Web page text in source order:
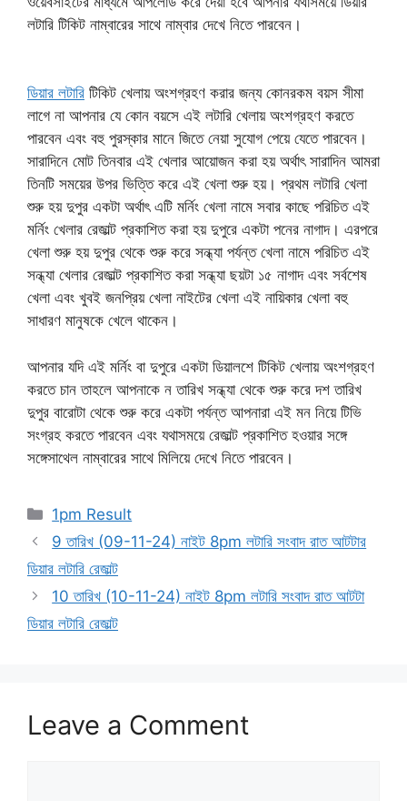
লটারি টিকিট নাম্বারের সাথে নাম্বার দেখে নিতে পারবেন।
ডিয়ার লটারি টিকিট খেলায় অংশগ্রহণ করার জন্য কোনরকম বয়স সীমা
লাগে না আপনার যে কোন বয়সে এই লটারি খেলায় অংশগ্রহণ করতে
পারবেন এবং বহু পুরস্কার মানে জিতে নেয়া সুযোগ পেয়ে যেতে পারবেন।
সারাদিনে মোট তিনবার এই খেলার আয়োজন করা হয় অর্থাৎ সারাদিন আমরা
তিনটি সময়ের উপর ভিত্তি করে এই খেলা শুরু হয়। প্রথম লটারি খেলা
শুরু হয় দুপুর একটা অর্থাৎ এটি মর্নিং খেলা নামে সবার কাছে পরিচিত এই
মর্নিং খেলার রেজাল্ট প্রকাশিত করা হয় দুপুরে একটা পনের নাগাদ। এরপরে
খেলা শুরু হয় দুপুর থেকে শুরু করে সন্ধ্যা পর্যন্ত খেলা নামে পরিচিত এই
সন্ধ্যা খেলার রেজাল্ট প্রকাশিত করা সন্ধ্যা ছয়টা ১৫ নাগাদ এবং সর্বশেষ
খেলা এবং খুবই জনপ্রিয় খেলা নাইটের খেলা এই নায়িকার খেলা বহু
সাধারণ মানুষকে খেলে থাকেন।
আপনার যদি এই মর্নিং বা দুপুরে একটা ডিয়ালশে টিকিট খেলায় অংশগ্রহণ
করতে চান তাহলে আপনাকে ন তারিখ সন্ধ্যা থেকে শুরু করে দশ তারিখ
দুপুর বারোটা থেকে শুরু করে একটা পর্যন্ত আপনারা এই মন নিয়ে টিভি
সংগ্রহ করতে পারবেন এবং যথাসময়ে রেজাল্ট প্রকাশিত হওয়ার সঙ্গে
সঙ্গেসাথেল নাম্বারের সাথে মিলিয়ে দেখে নিতে পারবেন।
Categories
1pm Result
9 তারিখ (09-11-24) নাইট 8pm লটারি সংবাদ রাত আটটার
ডিয়ার লটারি রেজাল্ট
10 তারিখ (10-11-24) নাইট 8pm লটারি সংবাদ রাত আটটা
ডিয়ার লটারি রেজাল্ট
Leave a Comment